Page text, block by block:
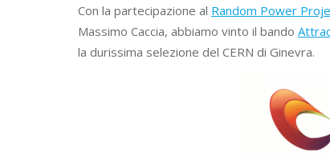
Con la partecipazione al Random Power
Massimo Caccia, abbiamo vinto il bando
la durissima selezione del CERN di Ginevra.